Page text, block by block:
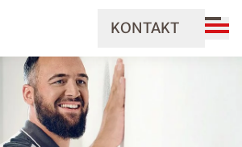
KONTAKT